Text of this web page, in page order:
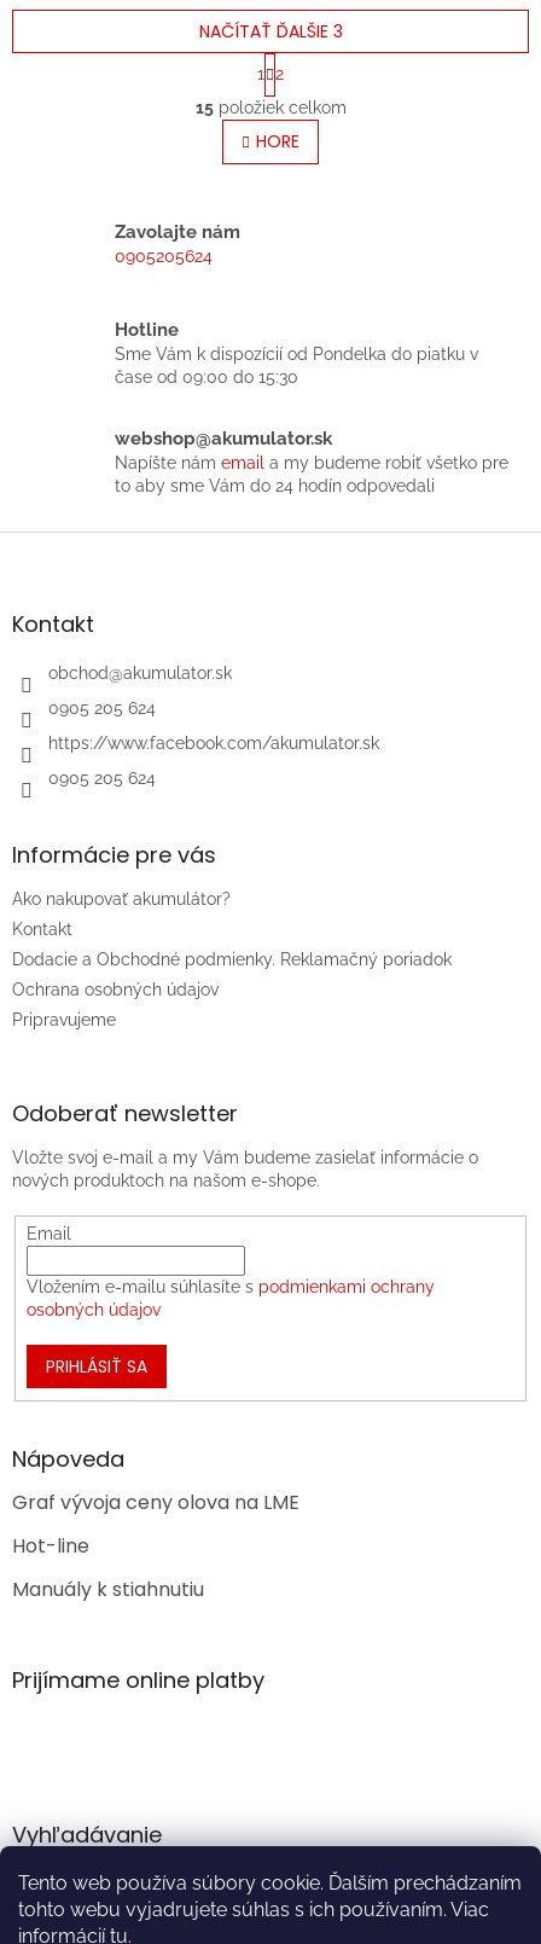
Tento web používa súbory cookie. Ďalším prechádzaním
tohto webu vyjadrujete súhlas s ich používaním. Viac
informáciítu.
O
v
l
á
v
k
y
ý
p
i
u
NAČÍTAŤ ĎALŠIE 3
S
t
r
á
n
k
1 2
15položiek celkom
HORE
Zavolajte nám
0905205624
Hotline
Sme Vám k dispozícií od Pondelka do piatku v
čase od 09:00 do 15:30
webshop@akumulator.sk
Napíšte nám email a my budeme robiť všetko pre
to aby sme Vám do 24 hodín odpovedali
Z
äKontakt
obchod@akumulator.sk
0905 205 624
https://www.facebook.com/akumulator.sk
0905 205 624
Informácie pre vás
Ako nakupovať akumulátor?
Kontakt
Dodacie a Obchodné podmienky. Reklamačný poriadok
Ochrana osobných údajov
Pripravujeme
Odoberať newsletter
Vložte svoj e-mail a my Vám budeme zasielať informácie o
nových produktoch na našom e-shope.
Email
Vložením e-mailu súhlasíte s podmienkami ochrany
osobných údajov
PRIHLÁSIŤ SA
Nápoveda
Graf vývoja ceny olova na LME
Hot-line
Manuály k stiahnutiu
Prijímame online platby
Vyhľadávanie
HĽADAŤ